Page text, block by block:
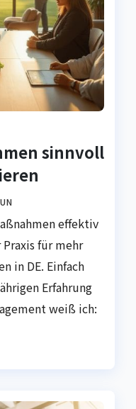
sinnvoll
effektiv
für mehr
in DE. Einfach
Erfahrung
weiß ich: